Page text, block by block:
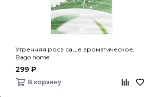
Утренняя роса саше ароматическое,
Bago home
299 ₽
В корзину